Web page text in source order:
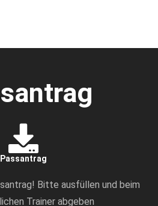
Passantrag
Bitte ausfüllen und beim
Trainer abgeben